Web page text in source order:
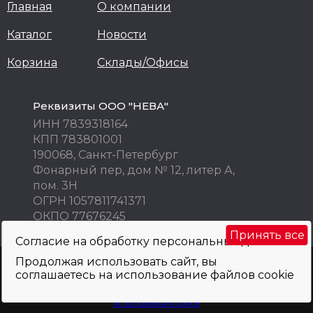
Согласие на обработку персональных данных
Продолжая использовать сайт, вы
соглашаетесь на использование файлов cookie
Принять все
Главная
Каталог
Корзина
О компании
Новости
Склады/Офисы
Реквизиты ООО "НЕВА"
ИНН 7839318164
КПП 783801001
190068, Санкт-Петербург
Фонарный пер, дом № 12, литер А,
пом. 3Н
ОГРН 1057811741371
ОКПО 77676245
Внимание! Цены указаны исключительно в информационных целях! Не
являются публичной офертой и не могут быть использованы как
коммерческое предложение. Просьба уточнять по телефону, e-mail, при
использования cookie